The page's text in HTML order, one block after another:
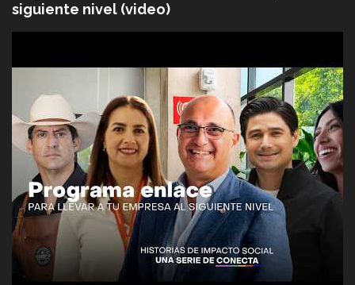
siguiente nivel (video)